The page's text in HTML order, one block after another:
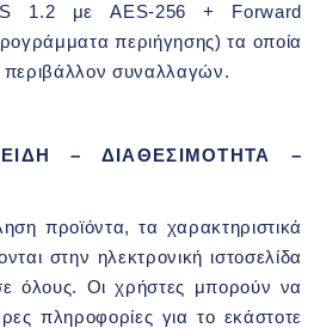
1.2 με AES-256 + Forward
περιήγησης) τα οποία
συναλλαγών.
– ΔΙΑΘΕΣΙΜΟΤΗΤΑ –
προϊόντα, τα χαρακτηριστικά
στην ηλεκτρονική ιστοσελίδα
όλους. Οι χρήστες μπορούν να
πληροφορίες για το εκάστοτε